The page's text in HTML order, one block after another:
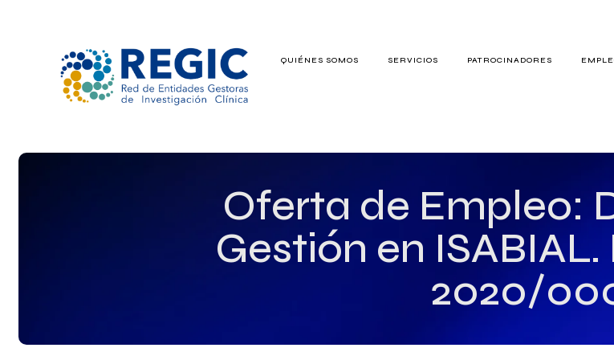
QUIÉNES SOMOS SERVICIOS PATROCINADORES
Oferta de Empleo:
Gestión en ISABIAL.
2020/
QUIÉNES SOMOS
SERVICIOS
EMPLEO
GRUPOS DE INTERÉS
NOTICIAS